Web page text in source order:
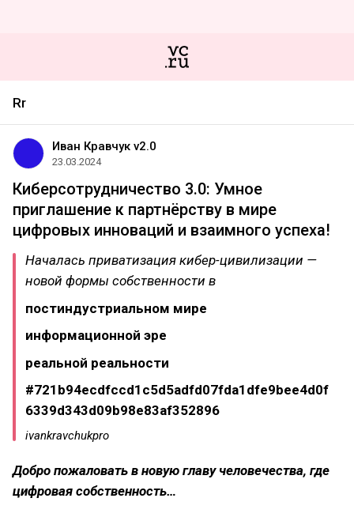
Rr
Иван Кравчук v2.0
23.03.2024
Киберсотрудничество 3.0: Умное
приглашение к партнёрству в мире
цифровых инноваций и взаимного успеха!
Началась приватизация кибер-цивилизации —
новой формы собственности в
постиндустриальном мире
информационной эре
реальной реальности
#721b94ecdfccd1c5d5adfd07fda1dfe9bee4d0f
6339d343d09b98e83af352896
ivankravchukpro
Добро пожаловать в новую главу человечества, где
цифровая собственность…